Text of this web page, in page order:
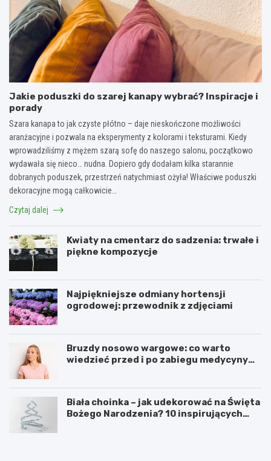
Jakie poduszki do szarej kanapy wybrać? Inspiracje i
porady
Szara kanapa to jak czyste płótno – daje nieskończone możliwości
aranżacyjne i pozwala na eksperymenty z kolorami i teksturami. Kiedy
wprowadziliśmy z mężem szarą sofę do naszego salonu, początkowo
wydawała się nieco… nudna. Dopiero gdy dodałam kilka starannie
dobranych poduszek, przestrzeń natychmiast ożyła! Właściwe poduszki
dekoracyjne mogą całkowicie…
Czytaj dalej
Kwiaty na cmentarz do sadzenia: trwałe i
piękne kompozycje
Najpiękniejsze odmiany hortensji
ogrodowej: przewodnik z zdjęciami
Bruzdy nosowo wargowe: co warto
wiedzieć przed i po zabiegu medycyny
Biała choinka – jak udekorować na Święta
Bożego Narodzenia? 10 inspirujących